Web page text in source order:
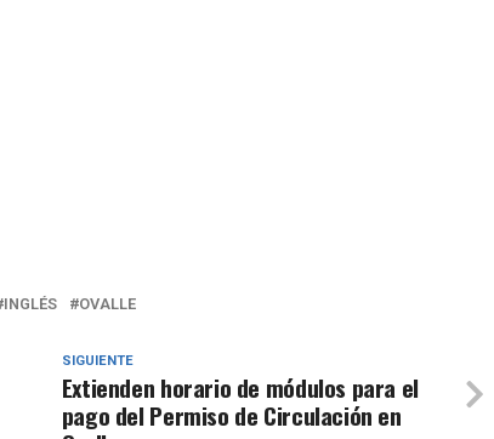
INGLÉS OVALLE
SIGUIENTE
Extienden horario de módulos para el
pago del Permiso de Circulación en